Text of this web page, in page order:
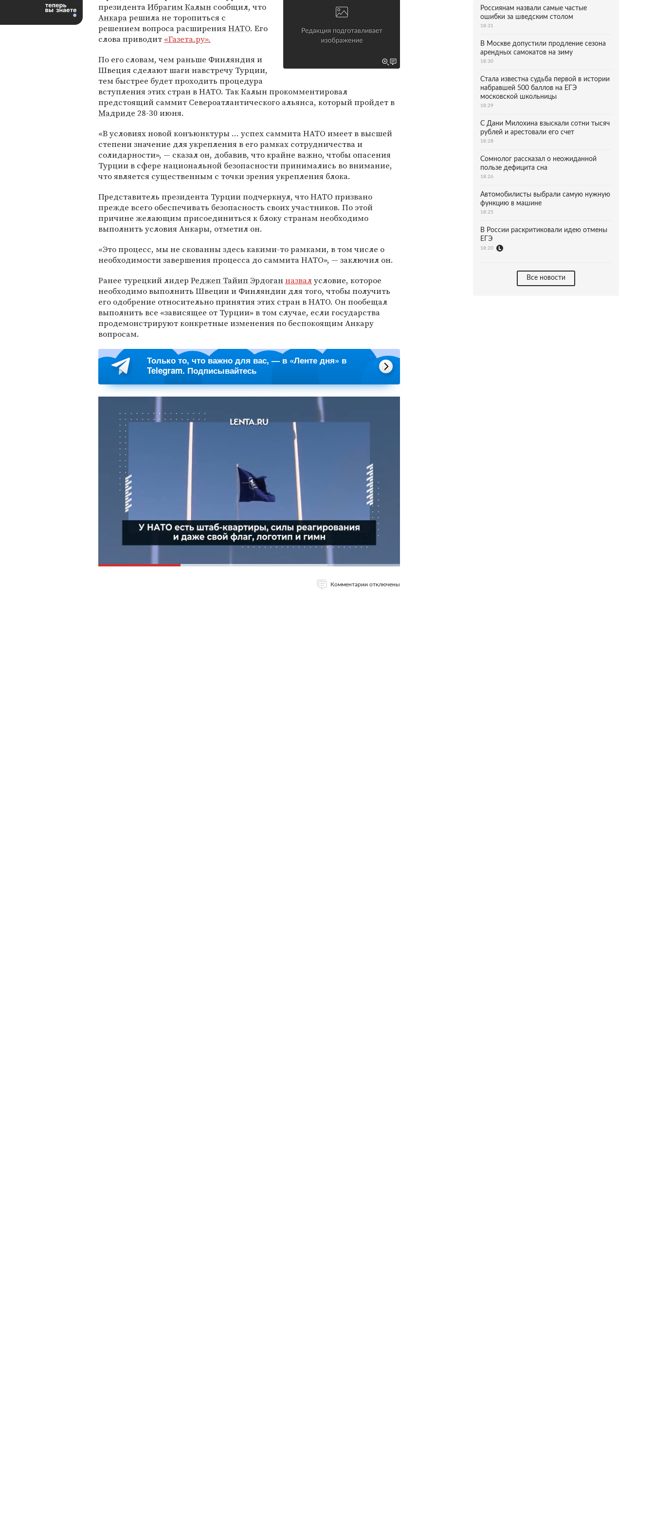
президентаИбрагим Калын сообщил, что
Анкарарешила не торопиться с
решением вопроса расширенияНАТО. Его
слова приводит «Газета.ру».
По его словам, чем раньше Финляндия и
Швеция сделают шаги навстречу Турции,
тем быстрее будет проходить процедура
вступления этих стран в НАТО. Так Калын прокомментировал
предстоящий саммит Североатлантического альянса, который пройдет в
Мадриде 28-30 июня.
«В условиях новой конъюнктуры ... успех саммита НАТО имеет в высшей
степени значение для укрепления в его рамках сотрудничества и
солидарности», — сказал он, добавив, что крайне важно, чтобы опасения
Турции в сфере национальной безопасности принимались во внимание,
что является существенным с точки зрения укрепления блока.
Представитель президента Турции подчеркнул, что НАТО призвано
прежде всего обеспечивать безопасность своих участников. По этой
причине желающим присоединиться к блоку странам необходимо
выполнить условия Анкары, отметил он.
«Это процесс, мы не скованны здесь какими-то рамками, в том числе о
необходимости завершения процесса до саммита НАТО», — заключил он.
Ранее турецкий лидер Реджеп Тайип Эрдоганназвалусловие, которое
необходимо выполнить Швеции и Финляндии для того, чтобы получить
его одобрение относительно принятия этих стран в НАТО. Он пообещал
выполнить все «зависящее от Турции» в том случае, если государства
продемонстрируют конкретные изменения по беспокоящим Анкару
вопросам.
Только то, что важно для вас, — в «Ленте дня» в
Telegram. Подписывайтесь
Комментарии отключены
Россиянам назвали самые частые
ошибки за шведским столом
18:31
В Москве допустили продление сезона
арендных самокатов на зиму
18:30
Стала известна судьба первой в истории
набравшей 500 баллов на ЕГЭ
московской школьницы
18:29
С Дани Милохина взыскали сотни тысяч
рублей и арестовали его счет
18:28
Сомнолог рассказал о неожиданной
пользе дефицита сна
18:26
Автомобилисты выбрали самую нужную
функцию в машине
18:25
В России раскритиковали идею отмены
ЕГЭ
18:20
Все новости